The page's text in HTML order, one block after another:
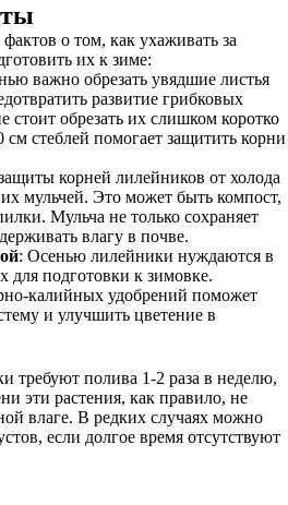
о том, как ухаживать за
их к зиме:
важно обрезать увядшие листья
развитие грибковых
стоит обрезать их слишком коротко
стеблей помогает защитить корни
корней лилейников от холода
мульчей. Это может быть компост,
Мульча не только сохраняет
влагу в почве.
: Осенью лилейники нуждаются в
для подготовки к зимовке.
калийных удобрений поможет
и улучшить цветение в
требуют полива 1-2 раза в неделю,
эти растения, как правило, не
влаге. В редких случаях можно
если долгое время отсутствуют